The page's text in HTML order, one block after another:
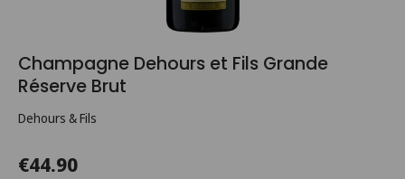
Champagne Dehours et Fils Grande
Réserve Brut
Dehours & Fils
€44.90